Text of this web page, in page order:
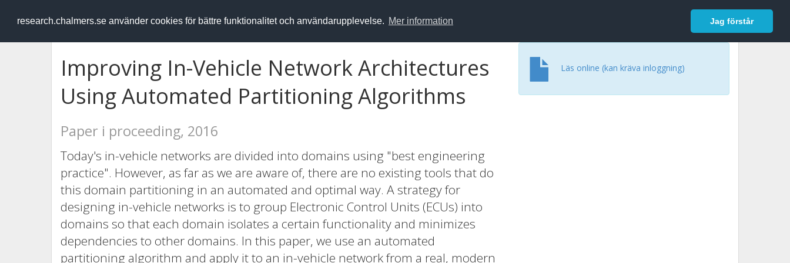
research.chalmers.se använder cookies för bättre funktionalitet och användarupplevelse. Mer information Jag förstår
RESEARCH.chalmers.se Logga in
Improving In-Vehicle Network Architectures
Using Automated Partitioning Algorithms
Paper i proceeding, 2016
Today's in-vehicle networks are divided into domains using "best engineering
practice". However, as far as we are aware of, there are no existing tools that do
this domain partitioning in an automated and optimal way. A strategy for
designing in-vehicle networks is to group Electronic Control Units (ECUs) into
domains so that each domain isolates a certain functionality and minimizes
dependencies to other domains. In this paper, we use an automated
partitioning algorithm and apply it to an in-vehicle network from a real, modern
Läs online (kan kräva inloggning)